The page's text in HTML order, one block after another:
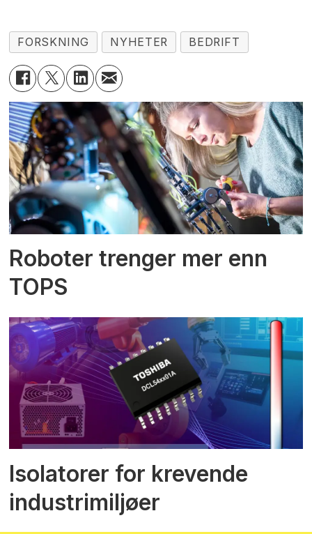
FORSKNING NYHETER BEDRIFT
Roboter trenger mer enn
TOPS
Isolatorer for krevende
industrimiljøer